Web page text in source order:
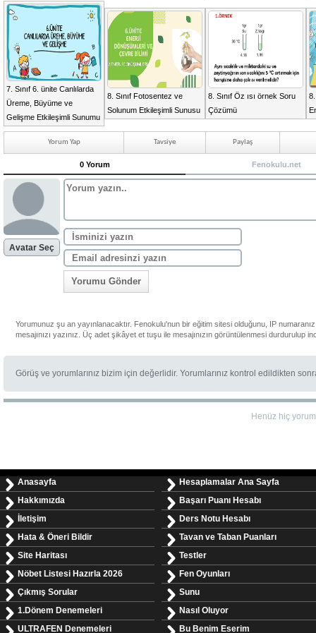
7. Sınıf 6. ünite Canlılarda
Üreme, Büyüme ve
Gelişme Etkileşimli Sunumu
8. Sınıf Fotosentez ve
Solunum Etkileşimli Sunusu
8. Sınıf Öz ısı örnek Soru
Çözümü
Yorum Yap Tavsiye Paylaş
0 Yorum Fenokulu.net
Avatar Seç
Yorumu Gönder
Yorumunuz şu an yayınlanacaktır. Fenokulu'nun bir eğitim sitesi olduğunu, IP
mesajınızı yazınız. Üç adet şikâyet et tuşu ile mesajınızın görüntülenmesi durdurulup
Görüş ve yorumlarınız bizim için değerlidir. Yorumlarınız kontrol edildikten
Henüz hiç yorum
Anasayfa
Hakkımızda
İletişim
Hata & Öneri Bildir
Site Haritası
Nöbet Listesi Hazırla 2026
Çıkmış Sorular
1.Dönem Denemeleri
ULTRAFEN Denemeleri
Hesaplamalar Ana Sayfa
Başarı Puanı Hesabı
Ders Notu Hesabı
Tavan ve Taban Puanları
Testler
Fen Oyunları
Sunu
Nasıl Oluyor
Bu Benim Eserim